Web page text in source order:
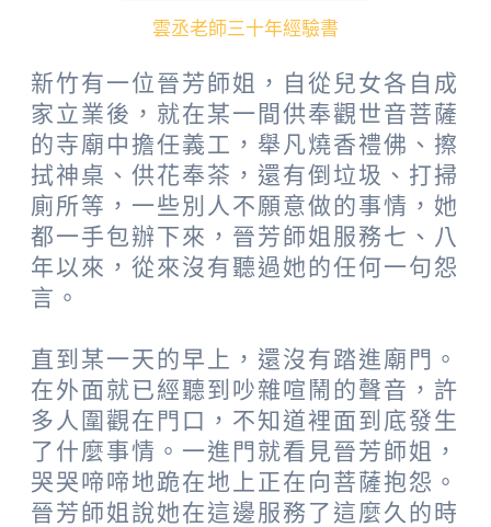
雲丞老師三十年經驗書
新竹有一位晉芳師姐，自從兒女各自成
家立業後，就在某一間供奉觀世音菩薩
的寺廟中擔任義工，舉凡燒香禮佛、擦
拭神桌、供花奉茶，還有倒垃圾、打掃
廁所等，一些別人不願意做的事情，她
都一手包辦下來，晉芳師姐服務七、八
年以來，從來沒有聽過她的任何一句怨
言。
直到某一天的早上，還沒有踏進廟門。
在外面就已經聽到吵雜喧鬧的聲音，許
多人圍觀在門口，不知道裡面到底發生
了什麼事情。一進門就看見晉芳師姐，
哭哭啼啼地跪在地上正在向菩薩抱怨。
晉芳師姐說她在這邊服務了這麼久的時